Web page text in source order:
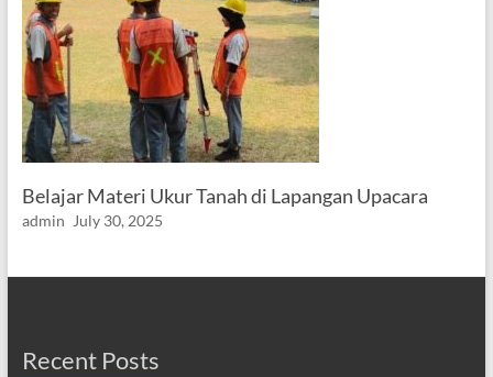
Belajar Materi Ukur Tanah di Lapangan Upacara
admin July 30, 2025
Recent Posts